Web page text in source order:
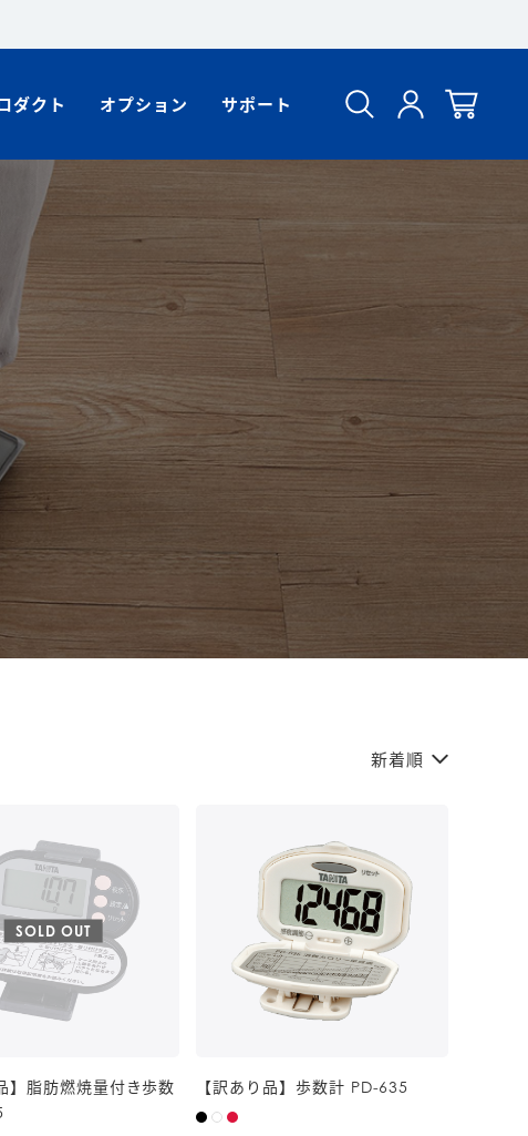
ダクト オプション サポート
新着順
SOLD OUT
】脂肪燃焼量付き歩数
【訳あり品】歩数計 PD-635